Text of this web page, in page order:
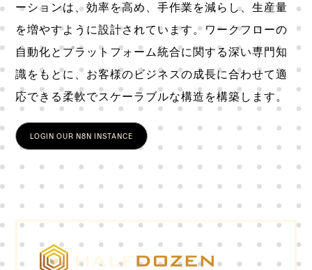
ーションは、効率を高め、手作業を減らし、生産量
を増やすように設計されています。ワークフローの
自動化とプラットフォーム統合に関する深い専門知
識をもとに、お客様のビジネスの成長に合わせて適
応できる柔軟でスケーラブルな構造を構築します。
LOGIN OUR N8N INSTANCE